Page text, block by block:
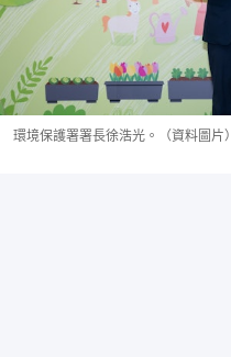
環境保護署署長徐浩光。（資料圖片）